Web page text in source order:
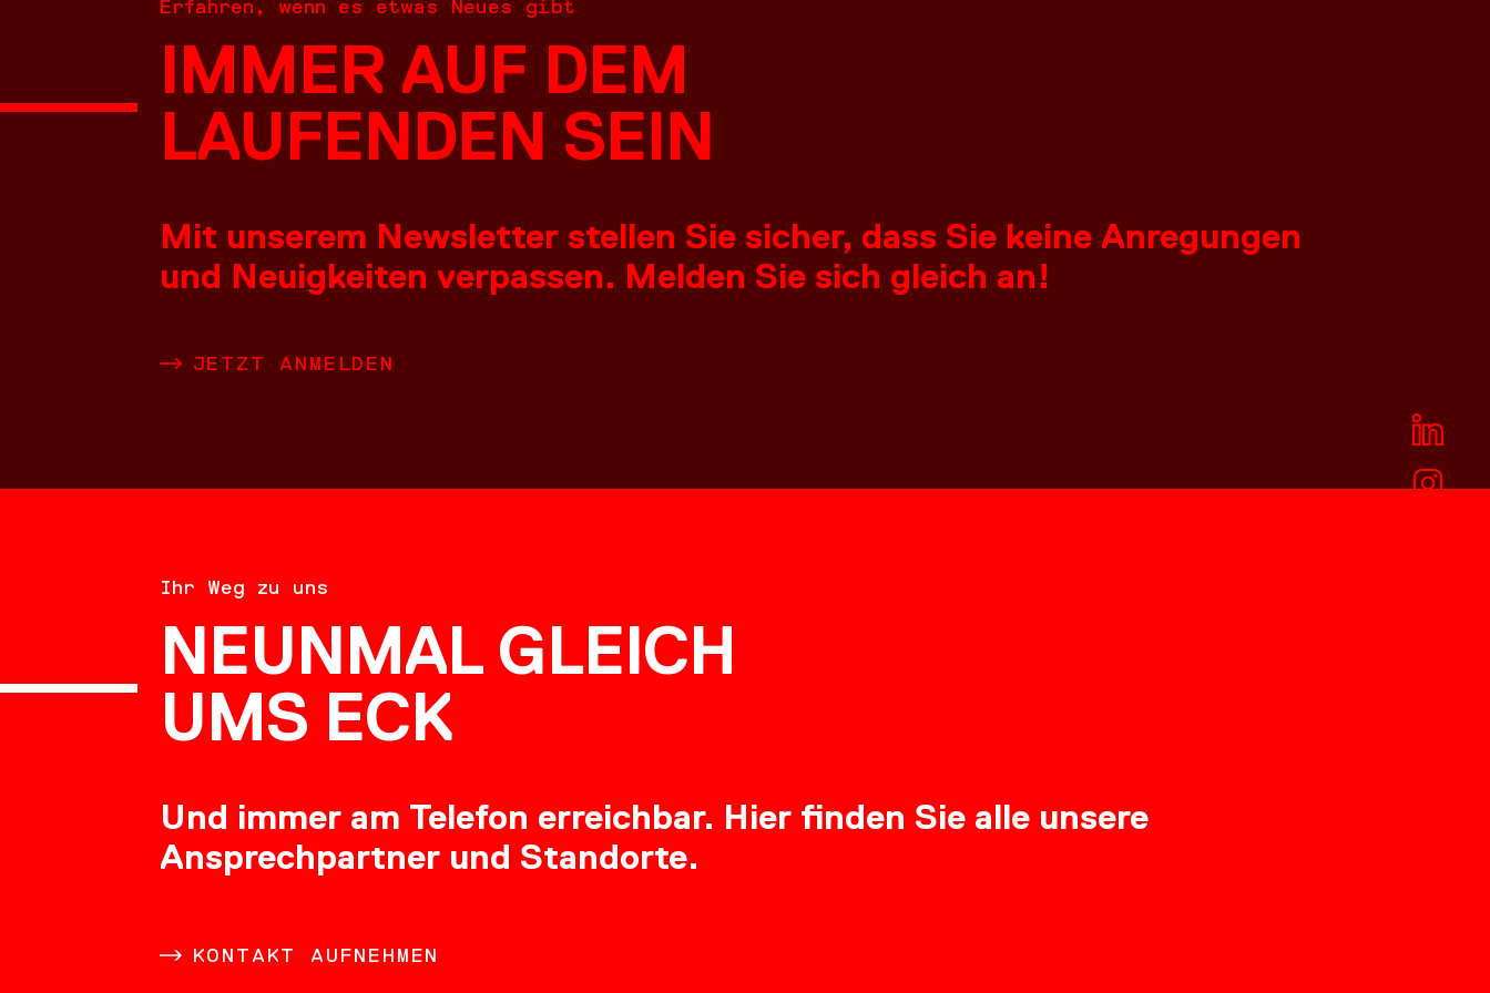
NEUES
LEISTUNGEN
BERATUNG
KARRIERE
DOWNLOADS
Erfahren, wenn es etwas Neues gibt
IMMER AUF DEM
LAUFENDEN SEIN
Mit unserem Newsletter stellen Sie sicher, dass Sie keine Anregungen
und Neuigkeiten verpassen. Melden Sie sich gleich an!
JETZT ANMELDEN
Ihr Weg zu uns
NEUNMAL GLEICH
UMS ECK
Und immer am Telefon erreichbar. Hier finden Sie alle unsere
Ansprechpartner und Standorte.
KONTAKT AUFNEHMEN